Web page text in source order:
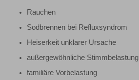
Rauchen
Sodbrennen bei Refluxsyndrom
Heiserkeit unklarer Ursache
außergewöhnliche Stimmbelastung
familiäre Vorbelastung